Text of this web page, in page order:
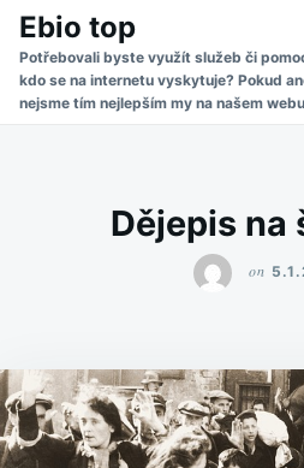
Skip
content
Search
for:
Ebio top
Potřebovali byste využít služeb či
kdo se na internetu vyskytuje? Pokud
nejsme tím nejlepším my na našem
Dějepis na
on